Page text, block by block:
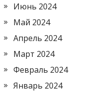
Июнь 2024
Май 2024
Апрель 2024
Март 2024
Февраль 2024
Январь 2024